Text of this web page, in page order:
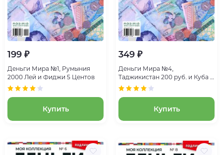
199 ₽
Деньги Мира №1, Румыния
2000 Лей и Фиджи 5 Центов
Купить
349 ₽
Деньги Мира №4,
Таджикистан 200 руб. и Куба 1
Центаво
Купить